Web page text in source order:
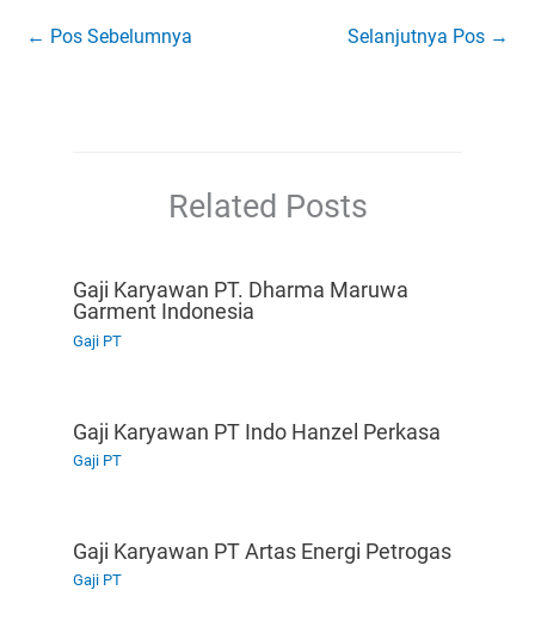
← Pos Sebelumnya Selanjutnya Pos →
Related Posts
Gaji Karyawan PT. Dharma Maruwa
Garment Indonesia
Gaji PT
Gaji Karyawan PT Indo Hanzel Perkasa
Gaji PT
Gaji Karyawan PT Artas Energi Petrogas
Gaji PT